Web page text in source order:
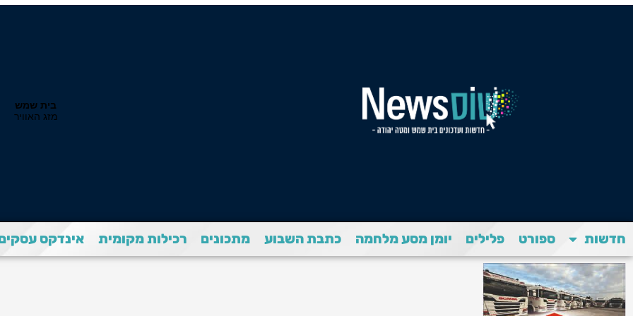
חדשות ספורט פלילים יומן מסע מלחמה כתבת השבוע מתכונים רכילות מקומית אינדקס